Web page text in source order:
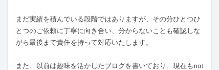
まだ実績を積んでいる段階ではありますが、その分ひとつひ
とつのご依頼に丁寧に向き合い、分からないことも確認しな
がら最後まで責任を持って対応いたします。
また、以前は趣味を活かしたブログを書いており、現在もnot